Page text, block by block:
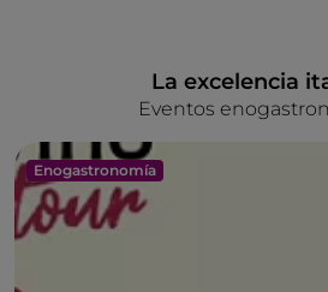
Eventos
La excelencia
Enogastronomía